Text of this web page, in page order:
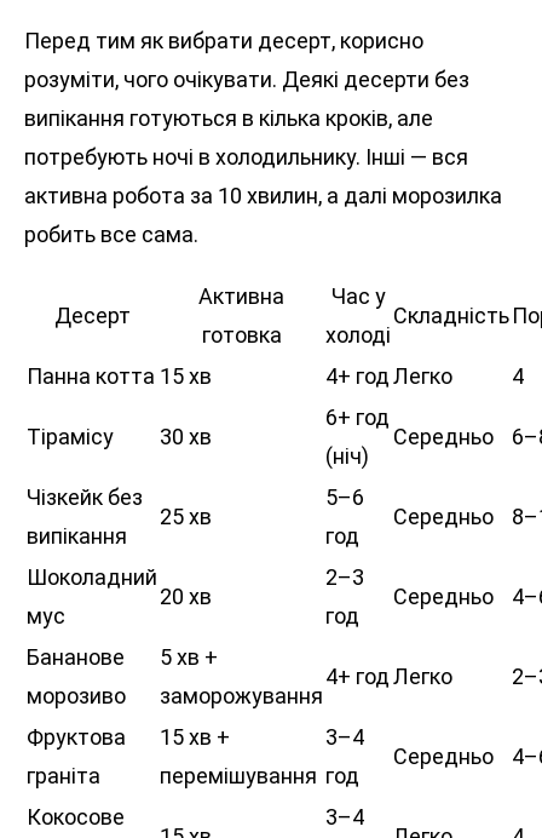
Перед тим як вибрати десерт, корисно
розуміти, чого очікувати. Деякі десерти без
випікання готуються в кілька кроків, але
потребують ночі в холодильнику. Інші — вся
активна робота за 10 хвилин, а далі морозилка
робить все сама.
Десерт
Активна
готовка
Час у
холоді
Складність
Панна котта 15 хв 4+ годЛегко 4
Тірамісу 30 хв
6+ год
(ніч)
Середньо
Чізкейк без
випікання
25 хв
5–6
год
Середньо
Шоколадний
мус
20 хв
2–3
год
Середньо
Бананове
морозиво
5 хв +
заморожування
4+ годЛегко
Фруктова
граніта
15 хв +
перемішування
3–4
год
Середньо
Кокосове 3–4